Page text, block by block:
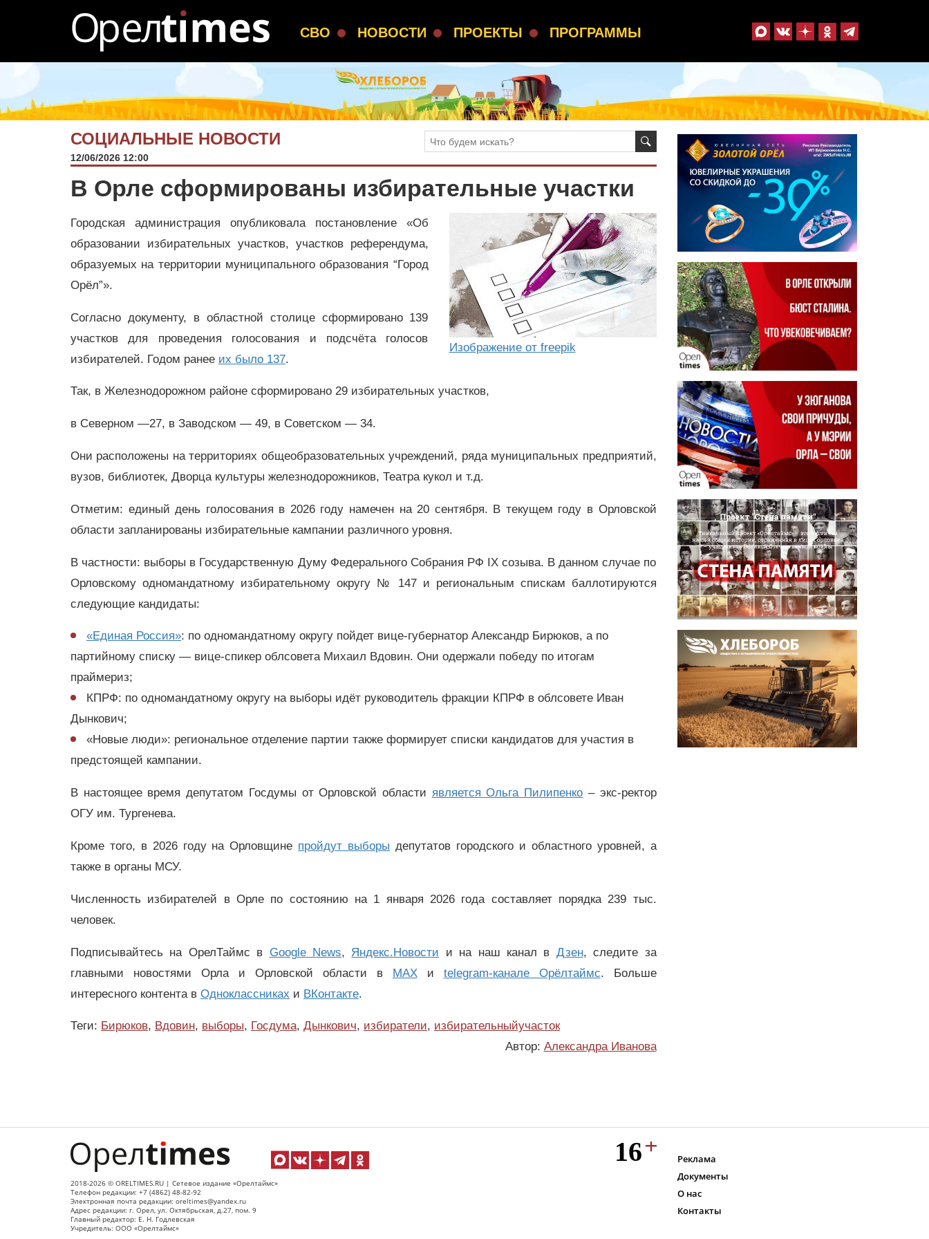
СВО НОВОСТИ ПРОЕКТЫ ПРОГРАММЫ
СОЦИАЛЬНЫЕ НОВОСТИ
12/06/2026 12:00
В Орле сформированы избирательные участки
Изображение от freepik
Городская администрация опубликовала постановление «Об
образовании избирательных участков, участков референдума,
образуемых на территории муниципального образования “Город
Орёл”».
Согласно документу, в областной столице сформировано 139
участков для проведения голосования и подсчёта голосов
избирателей. Годом ранее их было 137.
Так, в Железнодорожном районе сформировано 29 избирательных участков,
в Северном —27, в Заводском — 49, в Советском — 34.
Они расположены на территориях общеобразовательных учреждений, ряда муниципальных предприятий,
вузов, библиотек, Дворца культуры железнодорожников, Театра кукол и т.д.
Отметим: единый день голосования в 2026 году намечен на 20 сентября. В текущем году в Орловской
области запланированы избирательные кампании различного уровня.
В частности: выборы в Государственную Думу Федерального Собрания РФ IX созыва. В данном случае по
Орловскому одномандатному избирательному округу № 147 и региональным спискам баллотируются
следующие кандидаты:
«Единая Россия»: по одномандатному округу пойдет вице-губернатор Александр Бирюков, а по
партийному списку — вице-спикер облсовета Михаил Вдовин. Они одержали победу по итогам
праймериз;
КПРФ: по одномандатному округу на выборы идёт руководитель фракции КПРФ в облсовете Иван
Дынкович;
«Новые люди»: региональное отделение партии также формирует списки кандидатов для участия в
предстоящей кампании.
В настоящее время депутатом Госдумы от Орловской области является Ольга Пилипенко – экс-ректор
ОГУ им. Тургенева.
Кроме того, в 2026 году на Орловщине пройдут выборы депутатов городского и областного уровней, а
также в органы МСУ.
Численность избирателей в Орле по состоянию на 1 января 2026 года составляет порядка 239 тыс.
человек.
Подписывайтесь на ОрелТаймс в Google News, Яндекс.Новости и на наш канал в Дзен, следите за
главными новостями Орла и Орловской области в MAXи telegram-канале Орёлтаймс. Больше
интересного контента в Одноклассниках и ВКонтакте.
Теги: Бирюков, Вдовин, выборы, Госдума, Дынкович, избиратели, избирательныйучасток
Автор: Александра Иванова
2018-2026 © ORELTIMES.RU | Сетевое издание «Орелтаймс»
Телефон редакции: +7 (4862) 48-82-92
Электронная почта редакции: oreltimes@yandex.ru
Адрес редакции: г. Орел, ул. Октябрьская, д.27, пом. 9
Главный редактор: Е. Н. Годлевская
Учредитель: ООО «Орелтаймс»
Реклама
Документы
О нас
Контакты